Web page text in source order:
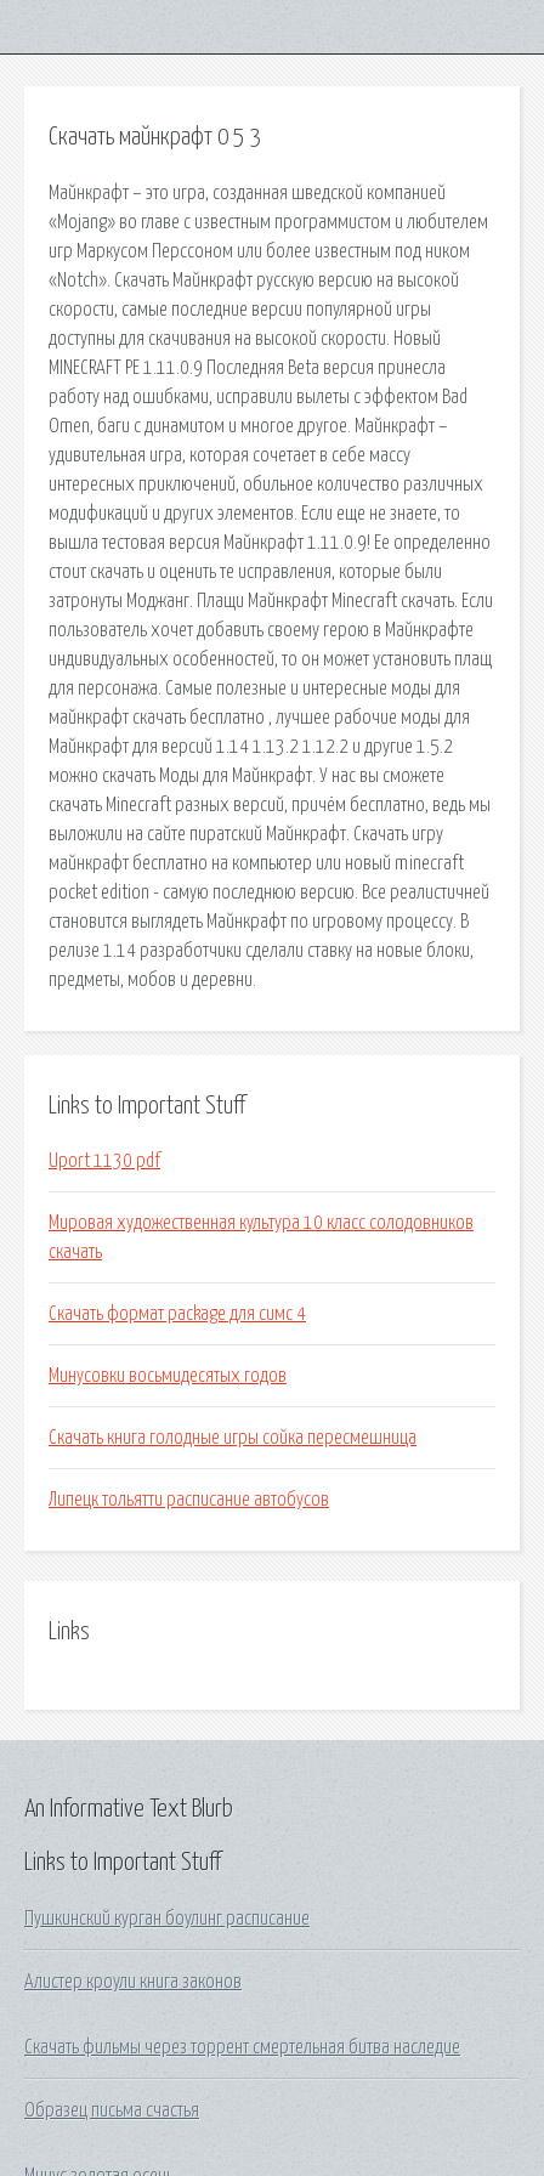
Скачать майнкрафт 0 5 3
Майнкрафт – это игра, созданная шведской компанией
«Mojang» во главе с известным программистом и любителем
игр Маркусом Перссоном или более известным под ником
«Notch». Скачать Майнкрафт русскую версию на высокой
скорости, самые последние версии популярной игры
доступны для скачивания на высокой скорости. Новый
MINECRAFT PE 1.11.0.9 Последняя Beta версия принесла
работу над ошибками, исправили вылеты с эффектом Bad
Omen, баги с динамитом и многое другое. Майнкрафт –
удивительная игра, которая сочетает в себе массу
интересных приключений, обильное количество различных
модификаций и других элементов. Если еще не знаете, то
вышла тестовая версия Майнкрафт 1.11.0.9! Ее определенно
стоит скачать и оценить те исправления, которые были
затронуты Моджанг. Плащи Майнкрафт Minecraft скачать. Если
пользователь хочет добавить своему герою в Майнкрафте
индивидуальных особенностей, то он может установить плащ
для персонажа. Самые полезные и интересные моды для
майнкрафт скачать бесплатно , лучшее рабочие моды для
Майнкрафт для версий 1.14 1.13.2 1.12.2 и другие 1.5.2
можно скачать Моды для Майнкрафт. У нас вы сможете
скачать Minecraft разных версий, причём бесплатно, ведь мы
выложили на сайте пиратский Майнкрафт. Скачать игру
майнкрафт бесплатно на компьютер или новый minecraft
pocket edition - самую последнюю версию. Все реалистичней
становится выглядеть Майнкрафт по игровому процессу. В
релизе 1.14 разработчики сделали ставку на новые блоки,
предметы, мобов и деревни.
Links to Important Stuff
Uport 1130 pdf
Мировая художественная культура 10 класс солодовников
скачать
Скачать формат package для симс 4
Минусовки восьмидесятых годов
Скачать книга голодные игры сойка пересмешница
Липецк тольятти расписание автобусов
Links
Links to Important Stuff
Пушкинский курган боулинг расписание
Алистер кроули книга законов
Скачать фильмы через торрент смертельная битва наследие
Образец письма счастья
An Informative Text Blurb